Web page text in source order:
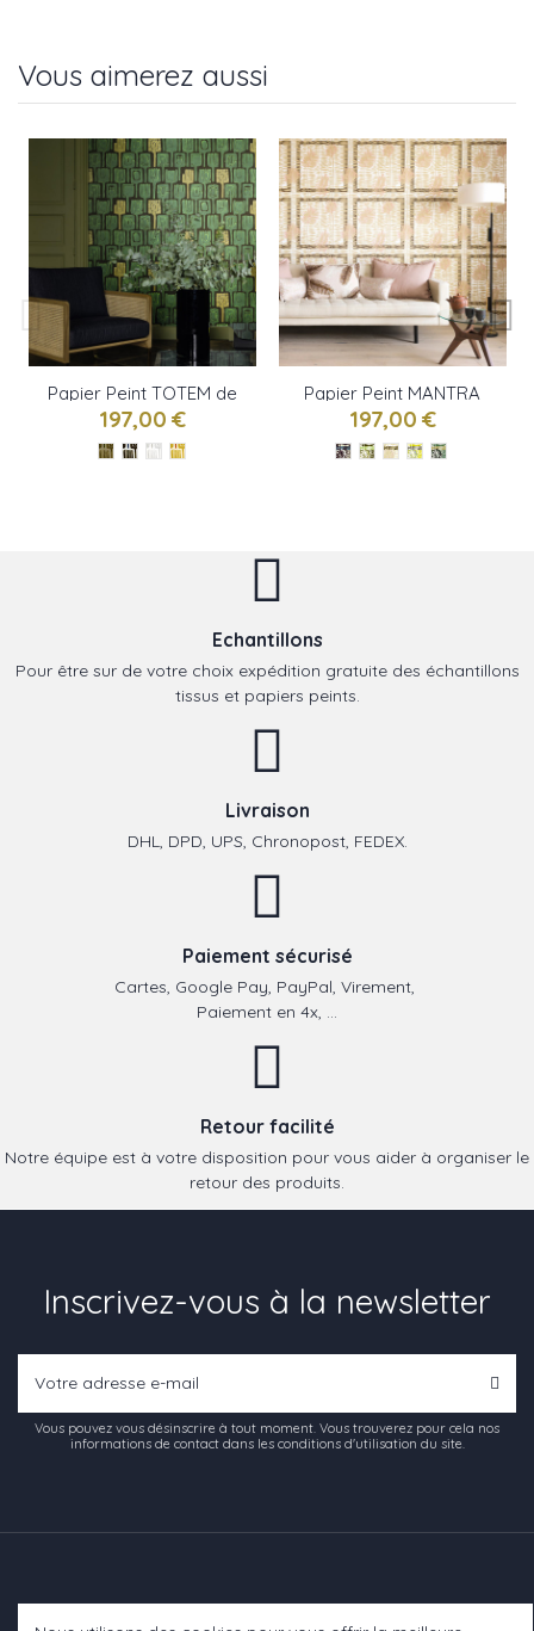
Vous aimerez aussi
Papier Peint TOTEM de
ELITIS
197,00 €
Papier Peint MANTRA
de ELITIS
197,00 €
Echantillons
Pour être sur de votre choix expédition gratuite des échantillons
tissus et papiers peints.
Livraison
DHL, DPD, UPS, Chronopost, FEDEX.
Paiement sécurisé
Cartes, Google Pay, PayPal, Virement,
Paiement en 4x, ...
Retour facilité
Notre équipe est à votre disposition pour vous aider à organiser le
retour des produits.
Inscrivez-vous à la newsletter
Vous pouvez vous désinscrire à tout moment. Vous trouverez pour cela nos
informations de contact dans les conditions d'utilisation du site.